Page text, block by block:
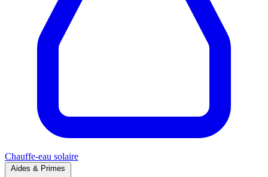
Chauffe-eau solaire